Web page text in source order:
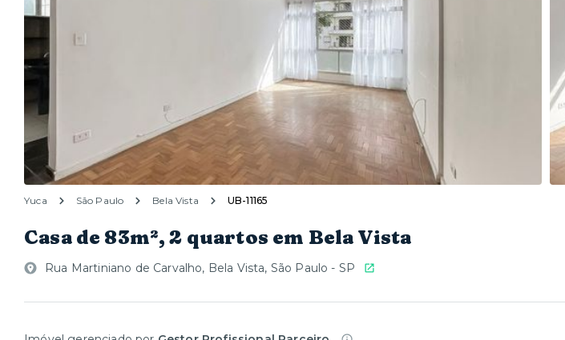
Yuca São Paulo Bela Vista UB-11165
Casa de 83m², 2 quartos em Bela Vista
Rua Martiniano de Carvalho, Bela Vista, São Paulo - SP